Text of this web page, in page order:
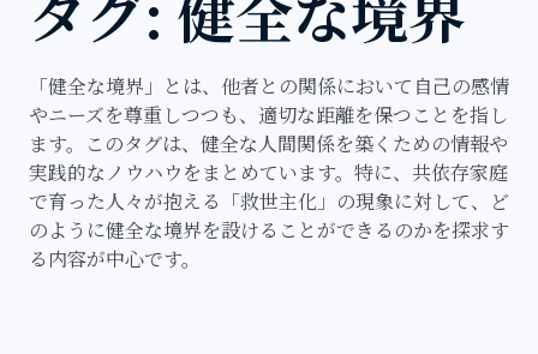
「健全な境界」とは、他者との関係において自己の感情
やニーズを尊重しつつも、適切な距離を保つことを指し
ます。このタグは、健全な人間関係を築くための情報や
実践的なノウハウをまとめています。特に、共依存家庭
で育った人々が抱える「救世主化」の現象に対して、ど
のように健全な境界を設けることができるのかを探求す
る内容が中心です。